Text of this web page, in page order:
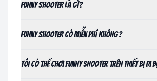
Funny Shooter là gì?
Funny Shooter có miễn phí không?
Tôi có thể chơi Funny Shooter trên thiết bị di